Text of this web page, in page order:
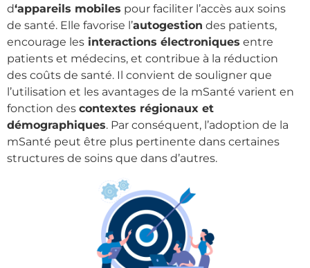
d‘appareils mobiles pour faciliter l’accès aux soins
de santé. Elle favorise l’autogestion des patients,
encourage les interactions électroniques entre
patients et médecins, et contribue à la réduction
des coûts de santé. Il convient de souligner que
l’utilisation et les avantages de la mSanté varient en
fonction des contextes régionaux et
démographiques. Par conséquent, l’adoption de la
mSanté peut être plus pertinente dans certaines
structures de soins que dans d’autres.